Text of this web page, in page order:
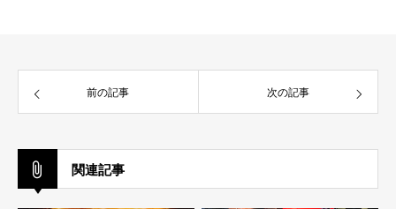
前の記事 次の記事
関連記事